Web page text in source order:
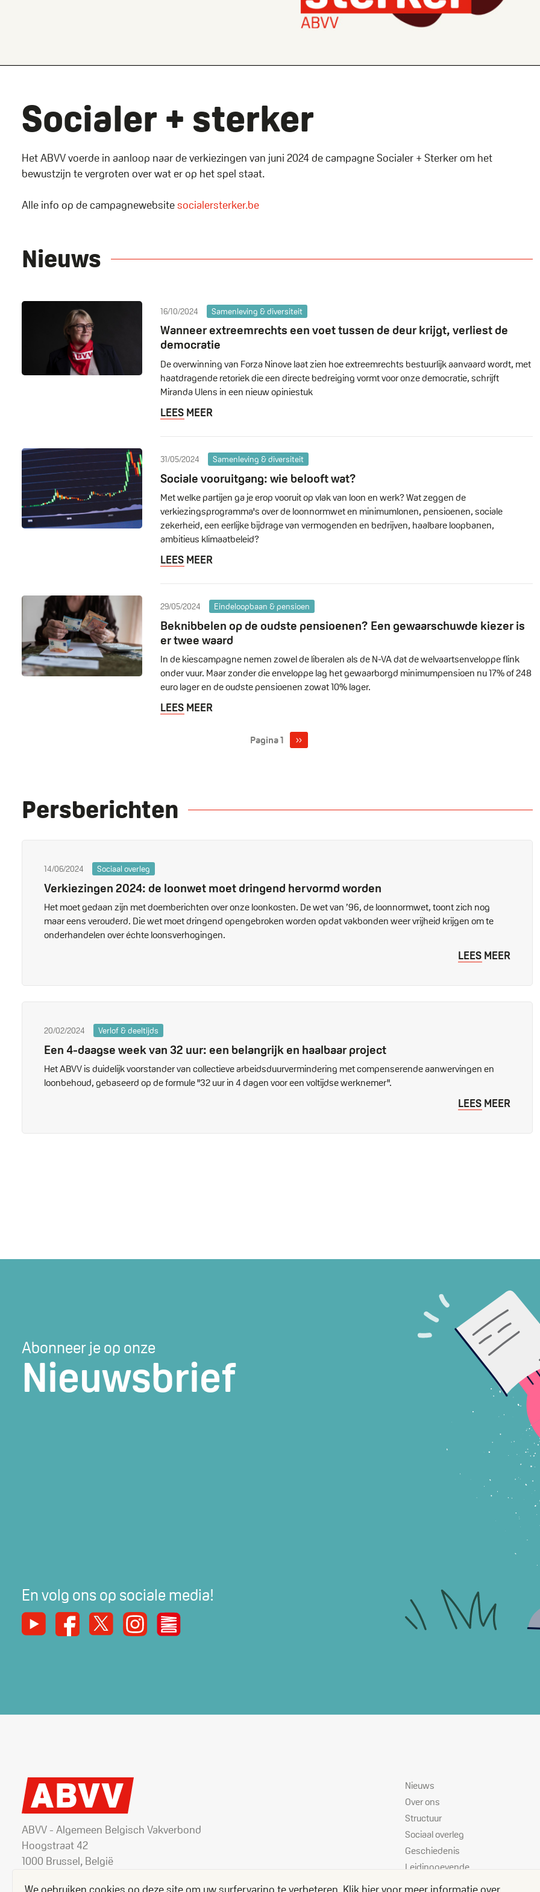
Name
Socialer + sterker
Het ABVV voerde in aanloop naar de verkiezingen van juni 2024 de campagne Socialer + Sterker om het
bewustzijn te vergroten over wat er op het spel staat.
Alle info op de campagnewebsitesocialersterker.be
Nieuws
16/10/2024 Samenleving & diversiteit
Wanneer extreemrechts een voet tussen de deur krijgt, verliest de
democratie
De overwinning van Forza Ninove laat zien hoe extreemrechts bestuurlijk aanvaard wordt, met
haatdragende retoriek die een directe bedreiging vormt voor onze democratie, schrijft
Miranda Ulens in een nieuw opiniestuk
LEES MEER
31/05/2024 Samenleving & diversiteit
Sociale vooruitgang: wie belooft wat?
Met welke partijen ga je erop vooruit op vlak van loon en werk? Wat zeggen de
verkiezingsprogramma's over de loonnormwet en minimumlonen, pensioenen, sociale
zekerheid, een eerlijke bijdrage van vermogenden en bedrijven, haalbare loopbanen,
ambitieus klimaatbeleid?
LEES MEER
29/05/2024 Eindeloopbaan & pensioen
Beknibbelen op de oudste pensioenen? Een gewaarschuwde kiezer is
er twee waard
In de kiescampagne nemen zowel de liberalen als de N-VA dat de welvaartsenveloppe flink
onder vuur. Maar zonder die enveloppe lag het gewaarborgd minimumpensioen nu 17% of 248
euro lager en de oudste pensioenen zowat 10% lager.
LEES MEER
Pagina 1 Volgende
››
Persberichten
14/06/2024 Sociaal overleg
Verkiezingen 2024: de loonwet moet dringend hervormd worden
Het moet gedaan zijn met doemberichten over onze loonkosten. De wet van ’96, de loonnormwet, toont zich nog
maar eens verouderd. Die wet moet dringend opengebroken worden opdat vakbonden weer vrijheid krijgen om te
onderhandelen over échte loonsverhogingen.
LEES MEER
20/02/2024 Verlof & deeltijds
Een 4-daagse week van 32 uur: een belangrijk en haalbaar project
Het ABVV is duidelijk voorstander van collectieve arbeidsduurvermindering met compenserende aanwervingen en
loonbehoud, gebaseerd op de formule "32 uur in 4 dagen voor een voltijdse werknemer".
LEES MEER
Abonneer je op onze
Nieuwsbrief
En volg ons op sociale media!
YoutubeFacebook
X InstagramDe Nieuwe Werker
ABVV - Algemeen Belgisch Vakverbond
Hoogstraat 42
1000 Brussel, België
Sitemap
Nieuws
Over ons
Structuur
Sociaal overleg
Geschiedenis
Leidinggevende